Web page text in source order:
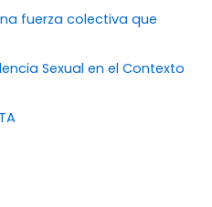
fuerza colectiva que
Sexual en el Contexto